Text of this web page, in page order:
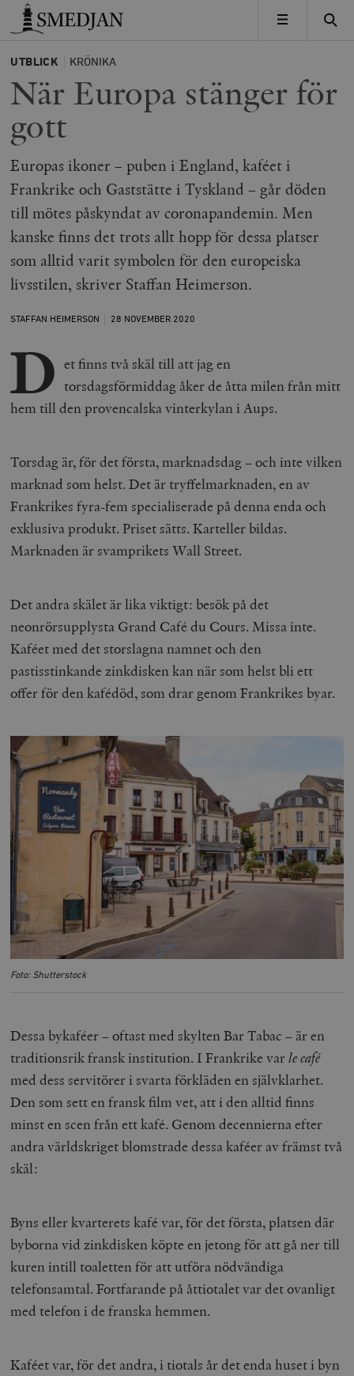
Timbro
MENY
UTBLICK KRÖNIKA
När Europa stänger för
gott
Europas ikoner – puben i England, kaféet i
Frankrike och Gaststätte i Tyskland – går döden
till mötes påskyndat av coronapandemin. Men
kanske finns det trots allt hopp för dessa platser
som alltid varit symbolen för den europeiska
livsstilen, skriver Staffan Heimerson.
STAFFAN HEIMERSON 28 NOVEMBER 2020
D et finns två skäl till att jag en
torsdagsförmiddag åker de åtta milen från mitt
hem till den provencalska vinterkylan i Aups.
Torsdag är, för det första, marknadsdag – och inte vilken
marknad som helst. Det är tryffelmarknaden, en av
Frankrikes fyra-fem specialiserade på denna enda och
exklusiva produkt. Priset sätts. Karteller bildas.
Marknaden är svamprikets Wall Street.
Det andra skälet är lika viktigt: besök på det
neonrörsupplysta Grand Café du Cours. Missa inte.
Kaféet med det storslagna namnet och den
pastisstinkande zinkdisken kan när som helst bli ett
offer för den kafédöd, som drar genom Frankrikes byar.
Foto: Shutterstock
Dessa bykaféer – oftast med skylten Bar Tabac – är en
traditionsrik fransk institution. I Frankrike varle café
med dess servitörer i svarta förkläden en självklarhet.
Den som sett en fransk film vet, att i den alltid finns
minst en scen från ett kafé. Genom decennierna efter
andra världskriget blomstrade dessa kaféer av främst två
skäl:
Byns eller kvarterets kafé var, för det första, platsen där
byborna vid zinkdisken köpte en jetong för att gå ner till
kuren intill toaletten för att utföra nödvändiga
telefonsamtal. Fortfarande på åttiotalet var det ovanligt
med telefon i de franska hemmen.
Kaféet var, för det andra, i tiotals år det enda huset i byn